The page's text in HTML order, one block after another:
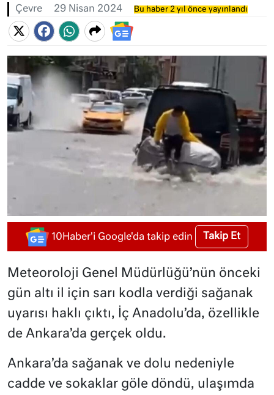
Çevre 29 Nisan 2024 Bu haber 2 yıl önce yayınlandı
10Haber'i Google'da takip edin Takip Et
Meteoroloji Genel Müdürlüğü’nün önceki
gün altı il için sarı kodla verdiği sağanak
uyarısı haklı çıktı, İç Anadolu’da, özellikle
de Ankara’da gerçek oldu.
Ankara’da sağanak ve dolu nedeniyle
cadde ve sokaklar göle döndü, ulaşımda